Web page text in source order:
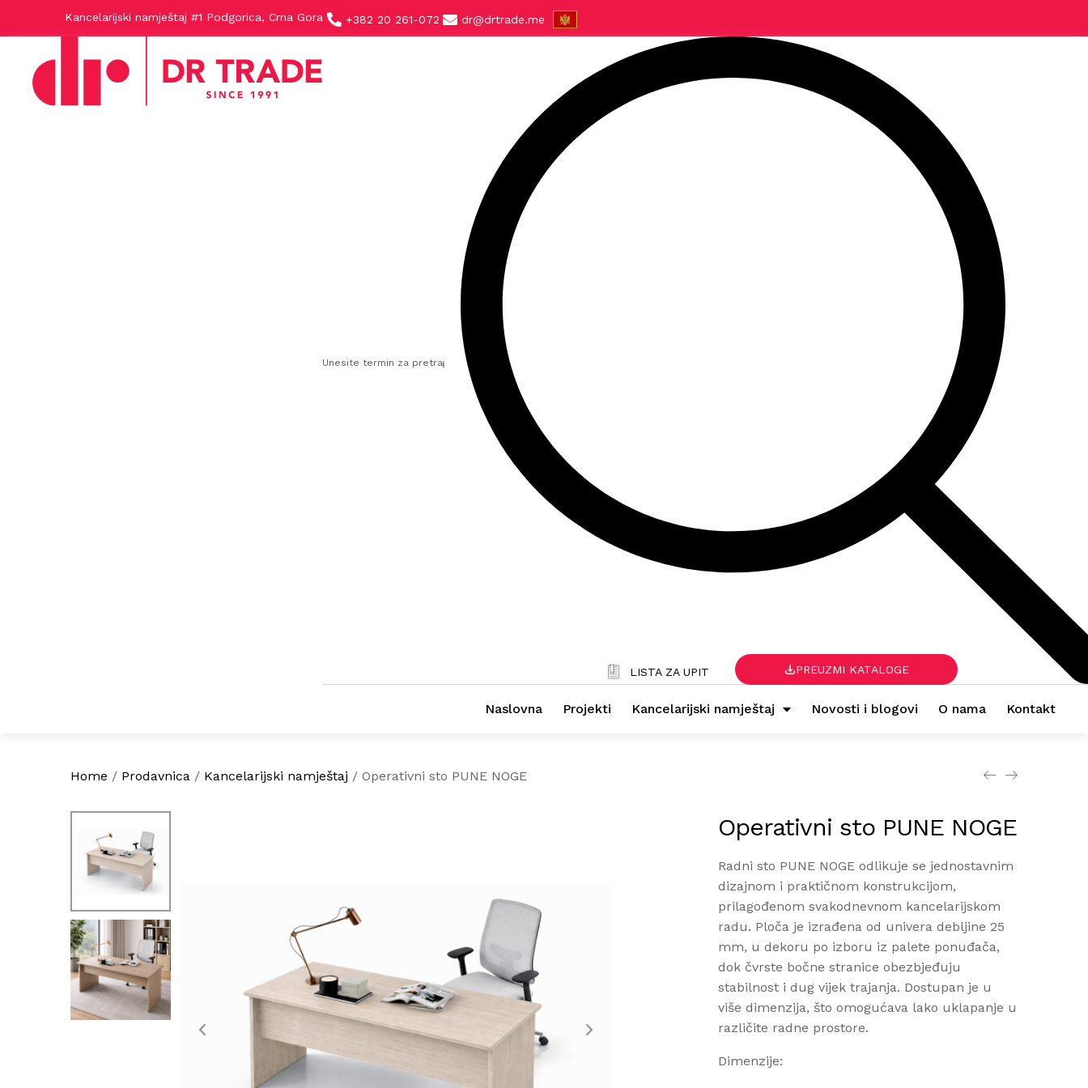
Kancelarijski namještaj #1 Podgorica, Crna Gora +382 20 261-072 dr@drtrade.me
LISTA ZA UPIT PREUZMI KATALOGE
Naslovna Projekti Kancelarijski namještaj Novosti i blogovi O nama Kontakt
Home / Prodavnica / Kancelarijski namještaj / Operativni sto PUNE NOGE
Operativni sto PUNE NOGE
Radni sto PUNE NOGE odlikuje se jednostavnim
dizajnom i praktičnom konstrukcijom,
prilagođenom svakodnevnom kancelarijskom
radu. Ploča je izrađena od univera debljine 25
mm, u dekoru po izboru iz palete ponuđača,
dok čvrste bočne stranice obezbjeđuju
stabilnost i dug vijek trajanja. Dostupan je u
više dimenzija, što omogućava lako uklapanje u
različite radne prostore.
Dimenzije: